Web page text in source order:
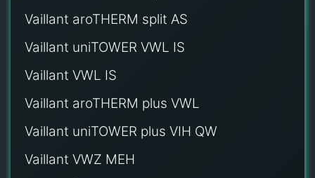
Vaillant aroTHERM split AS
Vaillant uniTOWER VWL IS
Vaillant VWL IS
Vaillant aroTHERM plus VWL
Vaillant uniTOWER plus VIH QW
Vaillant VWZ MEH